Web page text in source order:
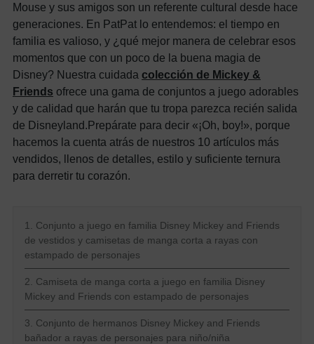
Mouse y sus amigos son un referente cultural desde hace
generaciones. En PatPat lo entendemos: el tiempo en
familia es valioso, y ¿qué mejor manera de celebrar esos
momentos que con un poco de la buena magia de
Disney? Nuestra cuidada colección de Mickey &
Friends ofrece una gama de conjuntos a juego adorables
y de calidad que harán que tu tropa parezca recién salida
de Disneyland.Prepárate para decir «¡Oh, boy!», porque
hacemos la cuenta atrás de nuestros 10 artículos más
vendidos, llenos de detalles, estilo y suficiente ternura
para derretir tu corazón.
1. Conjunto a juego en familia Disney Mickey and Friends
de vestidos y camisetas de manga corta a rayas con
estampado de personajes
2. Camiseta de manga corta a juego en familia Disney
Mickey and Friends con estampado de personajes
3. Conjunto de hermanos Disney Mickey and Friends
bañador a rayas de personajes para niño/niña